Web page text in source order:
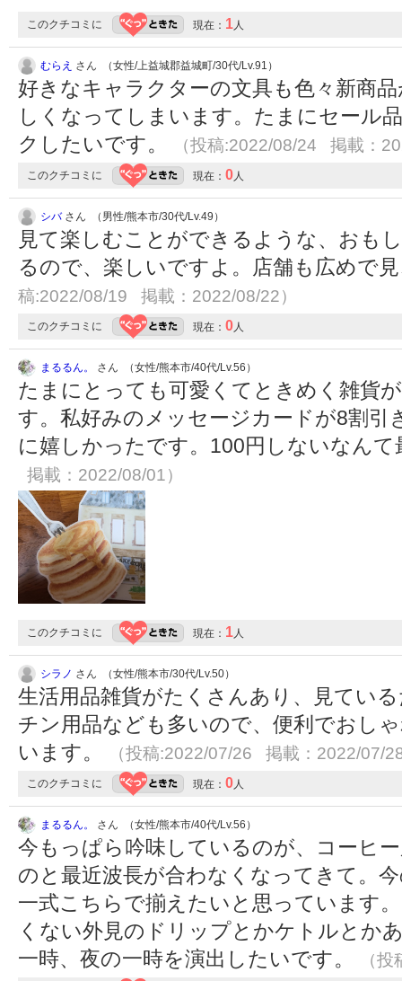
このクチコミに 現在： 1人
むらえ さん （女性/上益城郡益城町/30代/Lv.91）
好きなキャラクターの文具も色々新商
しくなってしまいます。たまにセール
クしたいです。
（投稿:2022/08/24 掲載：
このクチコミに 現在： 0人
シバさん （男性/熊本市/30代/Lv.49）
見て楽しむことができるような、おも
るので、楽しいですよ。店舗も広めで
稿:2022/08/19 掲載：2022/08/22）
このクチコミに 現在： 0人
まるるん。 さん （女性/熊本市/40代/Lv.56）
たまにとっても可愛くてときめく雑貨
す。私好みのメッセージカードが8割引
に嬉しかったです。100円しないなん
掲載：2022/08/01）
このクチコミに 現在： 1人
シラノ さん （女性/熊本市/30代/Lv.50）
生活用品雑貨がたくさんあり、見てい
チン用品なども多いので、便利でおし
います。
（投稿:2022/07/26 掲載：2022/07/
このクチコミに 現在： 0人
まるるん。 さん （女性/熊本市/40代/Lv.56）
今もっぱら吟味しているのが、コーヒ
のと最近波長が合わなくなってきて。
一式こちらで揃えたいと思っています
くない外見のドリップとかケトルとか
一時、夜の一時を演出したいです。
（